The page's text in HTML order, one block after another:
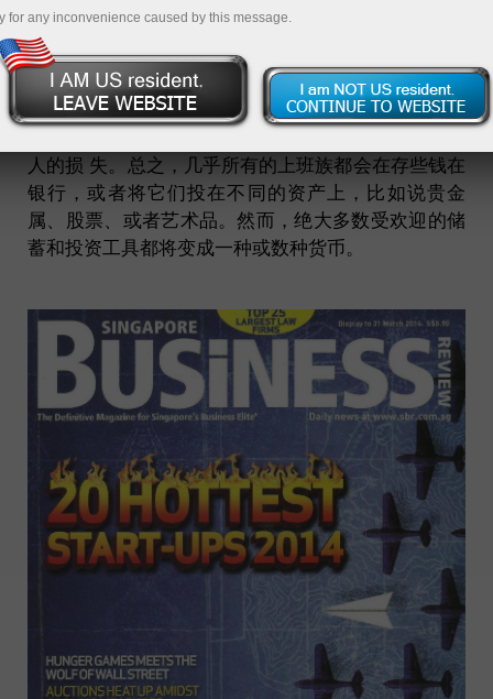
当今世界，要远离商业和政治信息正变得越来越难。
在某些情况下可以对政治视而不见，但不了解重要的
金融法规却要付出低效的代价，导致国家、公司和个
人的损 失。总之，几乎所有的上班族都会在存些钱在
银行，或者将它们投在不同的资产上，比如说贵金
属、股票、或者艺术品。然而，绝大多数受欢迎的储
蓄和投资工具都将变成一种或数种货币。
for any inconvenience caused by this message.